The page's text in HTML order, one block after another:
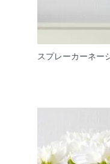
スプレーカーネー